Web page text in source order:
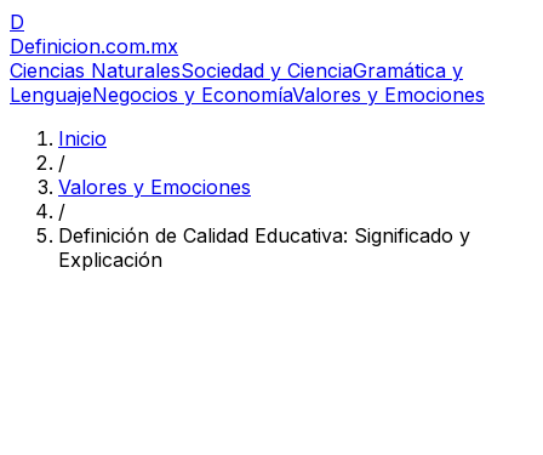
D
Definicion.com.mx
Ciencias NaturalesSociedad y CienciaGramática y
LenguajeNegocios y EconomíaValores y Emociones
Inicio
/
Valores y Emociones
/
Definición de Calidad Educativa: Significado y
Explicación